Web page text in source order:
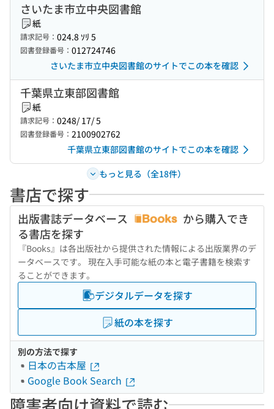
さいたま市立中央図書館
紙
請求記号： 024.8 ｿﾘ 5
図書登録番号： 012724746
さいたま市立中央図書館のサイトでこの本を確認
千葉県立東部図書館
紙
請求記号： 0248/ 17/ 5
図書登録番号： 2100902762
千葉県立東部図書館のサイトでこの本を確認
もっと見る（全18件）
書店で探す
出版書誌データベース
から購入でき
る書店を探す
『Books』は各出版社から提供された情報による出版業界のデ
ータベースです。 現在入手可能な紙の本と電子書籍を検索す
ることができます。
デジタルデータを探す
紙の本を探す
別の方法で探す
日本の古本屋
Google Book Search
障害者向け資料で読む